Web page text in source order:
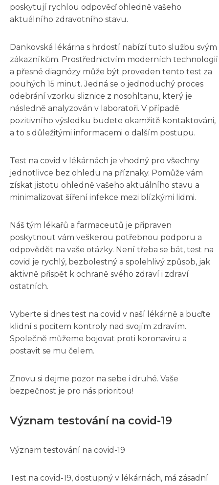
poskytují rychlou odpověď ohledně vašeho
aktuálního zdravotního stavu.
Dankovská lékárna s hrdostí nabízí tuto službu svým
zákazníkům. Prostřednictvím moderních technologií
a přesné diagnózy může být proveden tento test za
pouhých 15 minut. Jedná se o jednoduchý proces
odebrání vzorku sliznice z nosohltanu, který je
následně analyzován v laboratoři. V případě
pozitivního výsledku budete okamžitě kontaktováni,
a to s důležitými informacemi o dalším postupu.
Test na covid v lékárnách je vhodný pro všechny
jednotlivce bez ohledu na příznaky. Pomůže vám
získat jistotu ohledně vašeho aktuálního stavu a
minimalizovat šíření infekce mezi blízkými lidmi.
Náš tým lékařů a farmaceutů je připraven
poskytnout vám veškerou potřebnou podporu a
odpovědět na vaše otázky. Není třeba se bát, test na
covid je rychlý, bezbolestný a spolehlivý způsob, jak
aktivně přispět k ochraně svého zdraví i zdraví
ostatních.
Vyberte si dnes test na covid v naší lékárně a buďte
klidní s pocitem kontroly nad svojím zdravím.
Společně můžeme bojovat proti koronaviru a
postavit se mu čelem.
Znovu si dejme pozor na sebe i druhé. Vaše
bezpečnost je pro nás prioritou!
Význam testování na covid-19
Význam testování na covid-19
Test na covid-19, dostupný v lékárnách, má zásadní